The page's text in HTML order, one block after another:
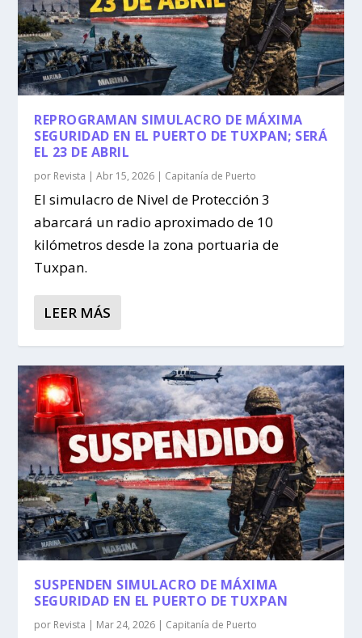
REPROGRAMAN SIMULACRO DE MÁXIMA
SEGURIDAD EN EL PUERTO DE TUXPAN; SERÁ
EL 23 DE ABRIL
por Revista |Abr 15, 2026 | Capitanía de Puerto
El simulacro de Nivel de Protección 3
abarcará un radio aproximado de 10
kilómetros desde la zona portuaria de
Tuxpan.
LEER MÁS
SUSPENDEN SIMULACRO DE MÁXIMA
SEGURIDAD EN EL PUERTO DE TUXPAN
por Revista Mar 24, 2026 Capitanía de Puerto